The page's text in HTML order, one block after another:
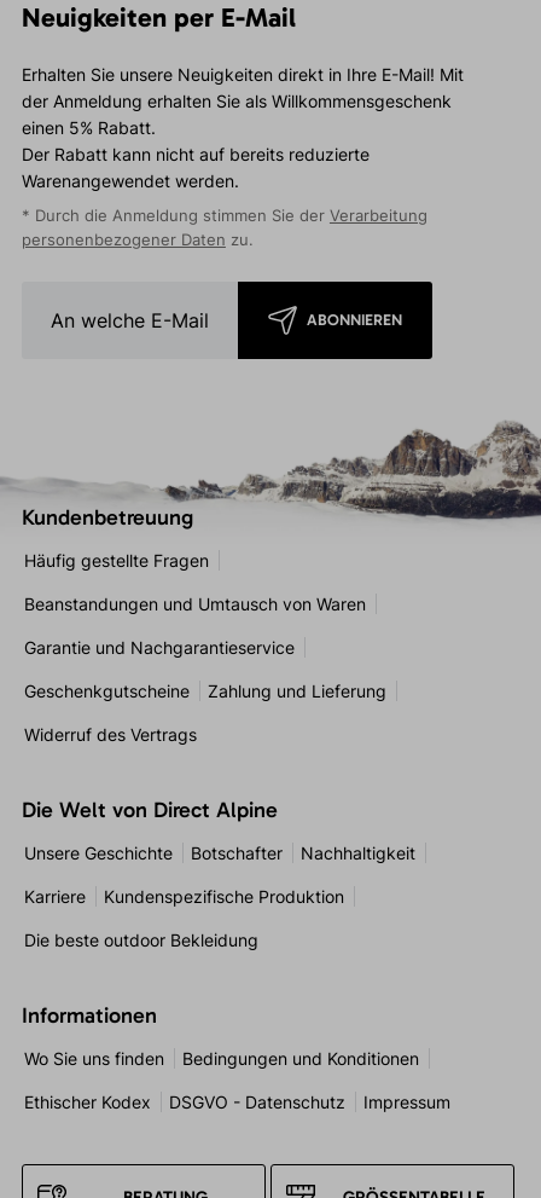
Neuigkeiten per E-Mail
Erhalten Sie unsere Neuigkeiten direkt in Ihre E-Mail! Mit
der Anmeldung erhalten Sie als Willkommensgeschenk
einen 5% Rabatt.
Der Rabatt kann nicht auf bereits reduzierte
Warenangewendet werden.
* Durch die Anmeldung stimmen Sie der Verarbeitung
personenbezogener Daten zu.
ABONNIEREN
Kundenbetreuung
Häufig gestellte Fragen
Beanstandungen und Umtausch von Waren
Garantie und Nachgarantieservice
Geschenkgutscheine Zahlung und Lieferung
Widerruf des Vertrags
Die Welt von Direct Alpine
Unsere Geschichte Botschafter Nachhaltigkeit
Karriere Kundenspezifische Produktion
Die beste outdoor Bekleidung
Informationen
Wo Sie uns finden Bedingungen und Konditionen
Ethischer Kodex DSGVO - Datenschutz Impressum